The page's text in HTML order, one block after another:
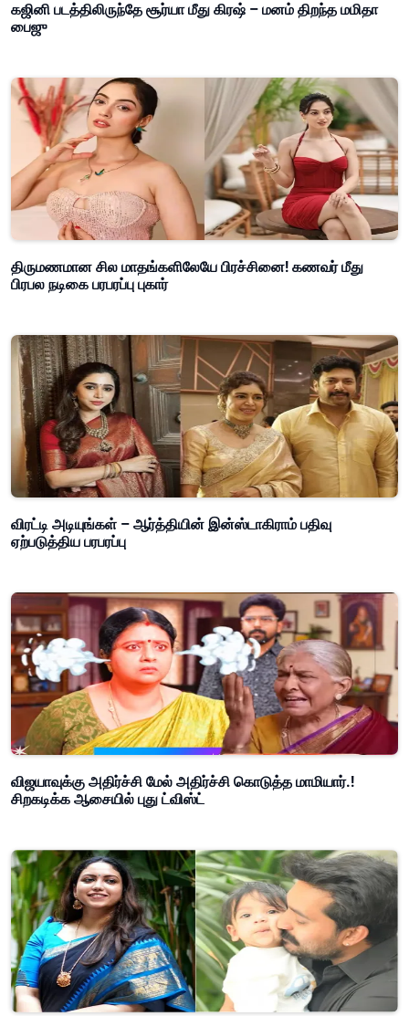
கஜினி படத்திலிருந்தே சூர்யா மீது கிரஷ் – மனம் திறந்த மமிதா
பைஜு
திருமணமான சில மாதங்களிலேயே பிரச்சினை! கணவர் மீது
பிரபல நடிகை பரபரப்பு புகார்
விரட்டி அடியுங்கள் – ஆர்த்தியின் இன்ஸ்டாகிராம் பதிவு
ஏற்படுத்திய பரபரப்பு
விஜயாவுக்கு அதிர்ச்சி மேல் அதிர்ச்சி கொடுத்த மாமியார்.!
சிறகடிக்க ஆசையில் புது ட்விஸ்ட்